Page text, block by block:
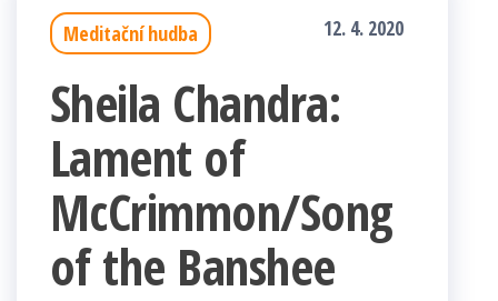
Meditační hudba 12. 4. 2020
Sheila Chandra:
Lament of
McCrimmon/Song
of the Banshee